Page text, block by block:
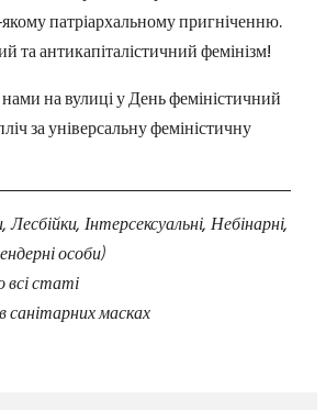
патріархальному пригніченню.
та антикапіталістичний фемінізм!
нами на вулиці у День феміністичний
за універсальну феміністичну
Інтерсексуальні, Небінарні,
особи)
всі статі
масках